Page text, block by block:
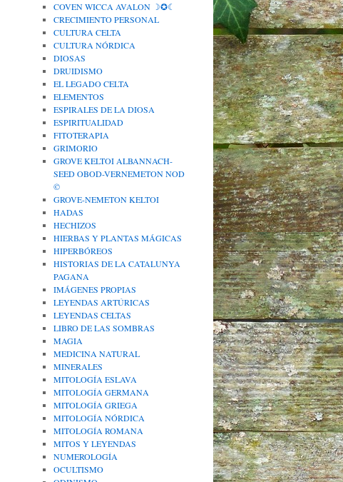
COVEN WICCA AVALON ☽✪☾
CRECIMIENTO PERSONAL
CULTURA CELTA
CULTURA NÓRDICA
DIOSAS
DRUIDISMO
EL LEGADO CELTA
ELEMENTOS
ESPIRALES DE LA DIOSA
ESPIRITUALIDAD
FITOTERAPIA
GRIMORIO
GROVE KELTOI ALBANNACH-
SEED OBOD-VERNEMETON NOD
©
GROVE-NEMETON KELTOI
HADAS
HECHIZOS
HIERBAS Y PLANTAS MÁGICAS
HIPERBÓREOS
HISTORIAS DE LA CATALUNYA
PAGANA
IMÁGENES PROPIAS
LEYENDAS ARTÚRICAS
LEYENDAS CELTAS
LIBRO DE LAS SOMBRAS
MAGIA
MEDICINA NATURAL
MINERALES
MITOLOGÍA ESLAVA
MITOLOGÍA GERMANA
MITOLOGÍA GRIEGA
MITOLOGÍA NÓRDICA
MITOLOGÍA ROMANA
MITOS Y LEYENDAS
NUMEROLOGÍA
OCULTISMO